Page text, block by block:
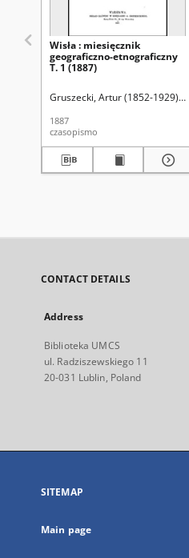
Wisła : miesięcznik
geograficzno-etnograficzny
T. 1 (1887)
Gruszecki, Artur (1852-1929).
1887
czasopismo
CONTACT DETAILS
Address
Biblioteka UMCS
ul. Radziszewskiego 11
20-031 Lublin, Poland
SITEMAP
Main page